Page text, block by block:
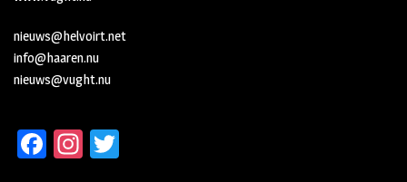
nieuws@helvoirt.net
info@haaren.nu
nieuws@vught.nu
Fa In